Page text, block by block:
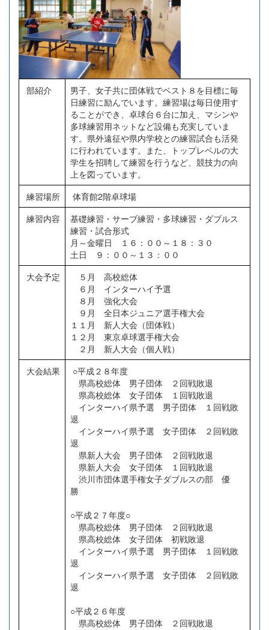
部紹介
男子、女子共に団体戦でベスト８を目標に毎
日練習に励んでいます。練習場は毎日使用す
ることができ、卓球台６台に加え、マシンや
多球練習用ネットなど設備も充実していま
す。県外遠征や県内学校との練習試合も活発
に行われています。また、トップレベルの大
学生を招聘して練習を行うなど、競技力の向
上を図っています。
練習場所
体育館2階卓球場
練習内容
基礎練習・サーブ練習・多球練習・ダブルス
練習・試合形式
月～金曜日 １６：００～１８：３０
土日 ９：００～１３：００
大会予定
５月 高校総体
６月 インターハイ予選
８月 強化大会
９月 全日本ジュニア選手権大会
１１月 新人大会（団体戦）
１２月 東京卓球選手権大会
２月 新人大会（個人戦）
大会結果
○平成２８年度
県高校総体 男子団体 ２回戦敗退
県高校総体 女子団体 １回戦敗退
インターハイ県予選 男子団体 １回戦敗
退
インターハイ県予選 女子団体 ２回戦敗
退
県新人大会 男子団体 ２回戦敗退
県新人大会 女子団体 １回戦敗退
渋川市団体選手権女子ダブルスの部 優
勝
○平成２７年度○
県高校総体 男子団体 ２回戦敗退
県高校総体 女子団体 初戦敗退
インターハイ県予選 男子団体 １回戦敗
退
インターハイ県予選 女子団体 ２回戦敗
退
○平成２６年度
県高校総体 男子団体 ２回戦敗退